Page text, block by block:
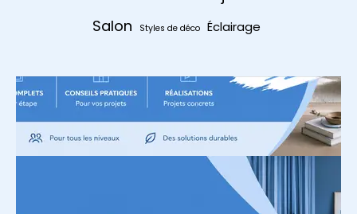
Salon Styles de déco Éclairage